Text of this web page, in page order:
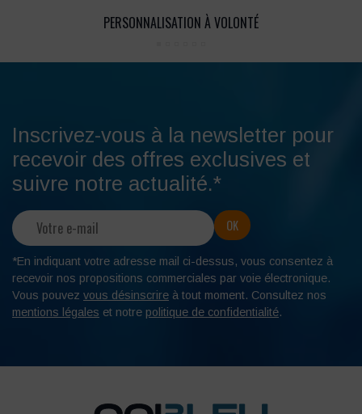
PERSONNALISATION À VOLONTÉ
Inscrivez-vous à la newsletter pour
recevoir des offres exclusives et
suivre notre actualité.*
*En indiquant votre adresse mail ci-dessus, vous consentez à
recevoir nos propositions commerciales par voie électronique.
Vous pouvez vous désinscrire à tout moment. Consultez nos
mentions légales et notre politique de confidentialité.